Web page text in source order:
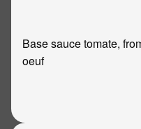
Base sauce tomate,
oeuf